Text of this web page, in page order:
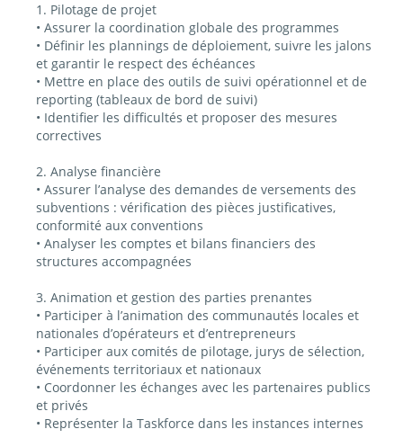
1. Pilotage de projet
• Assurer la coordination globale des programmes
• Définir les plannings de déploiement, suivre les jalons
et garantir le respect des échéances
• Mettre en place des outils de suivi opérationnel et de
reporting (tableaux de bord de suivi)
• Identifier les difficultés et proposer des mesures
correctives
2. Analyse financière
• Assurer l’analyse des demandes de versements des
subventions : vérification des pièces justificatives,
conformité aux conventions
• Analyser les comptes et bilans financiers des
structures accompagnées
3. Animation et gestion des parties prenantes
• Participer à l’animation des communautés locales et
nationales d’opérateurs et d’entrepreneurs
• Participer aux comités de pilotage, jurys de sélection,
événements territoriaux et nationaux
• Coordonner les échanges avec les partenaires publics
et privés
• Représenter la Taskforce dans les instances internes